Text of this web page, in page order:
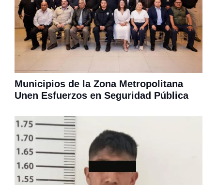
Municipios de la Zona Metropolitana
Unen Esfuerzos en Seguridad Pública